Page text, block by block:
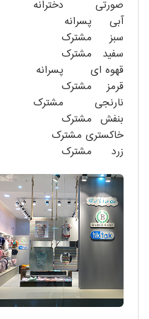
صورتی
دخترانه
آبی
پسرانه
سبز
مشترک
سفید
مشترک
قهوه ای
پسرانه
قرمز
مشترک
نارنجی
مشترک
بنفش مشترک
خاکستری مشترک
زرد
مشترک